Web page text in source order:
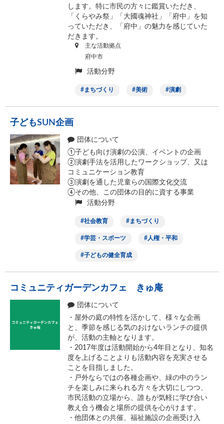
します。特に市民の方々に鑑賞いただき、
「くらやみ祭」「大國魂神社」「府中」を知
っていただき、「府中」の魅力を感じていた
だきます。
主な活動拠点
府中市
活動分野
まちづくり 美術 演劇
子どもSUN企画
団体について
①子ども向け演劇の公演、イベントの企画
②演劇手法を活用したワークショップ、又は
コミュニケーション教育
③演劇を通した児童らの国際文化交流
④その他、この団体の目的に資する事業
活動分野
社会教育 まちづくり
学芸・スポーツ 人権・平和
子どもの健全育成
コミュニティガーデンカフェ きゅ庵
団体について
・屋外の庭の特性を活かして、様々な企画
と、季節を感じる気のおけないランチの提供
が、活動の主軸となります。
・2017年度は活動開始から4年目となり、知名
度を上げることよりも活動内容を充実させる
ことを目指しました。
・戸外ならではの各種企画や、緑の中のラン
チを楽しみに来られる方々を大切にしつつ、
市民活動の立場から、誰もが気軽に学び合い
教え合う機会と場所の提供を心がけます。
・他団体との共催、福祉施設の企画受け入